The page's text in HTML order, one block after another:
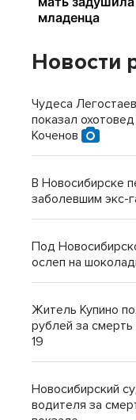
Новости
Чудеса
показал
Коченов
В Новосибирске
заболевшим экс-
Под
ослеп на
Житель Купино
рублей за
19
Новосибирский
водителя за